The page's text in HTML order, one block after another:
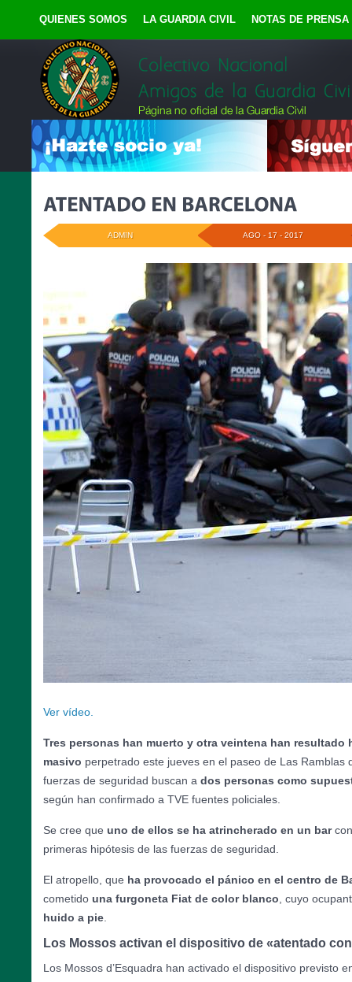
QUIENES SOMOS LA GUARDIA CIVIL NOTAS DE PRENSA
AGO - 17 - 2017
ADMIN
Ver vídeo.
Tres personas han muerto y otra veintena han resultado
masivo perpetrado este jueves en el paseo de Las Ramblas
fuerzas de seguridad buscan a dos personas como
según han confirmado a TVE fuentes policiales.
Se cree que uno de ellos se ha atrincherado en un bar
primeras hipótesis de las fuerzas de seguridad.
El atropello, que ha provocado el pánico en el centro de
cometido una furgoneta Fiat de color blanco , cuyo
huido a pie
Los Mossos activan el dispositivo de «atentado
Los Mossos d’Esquadra han activado el dispositivo previsto